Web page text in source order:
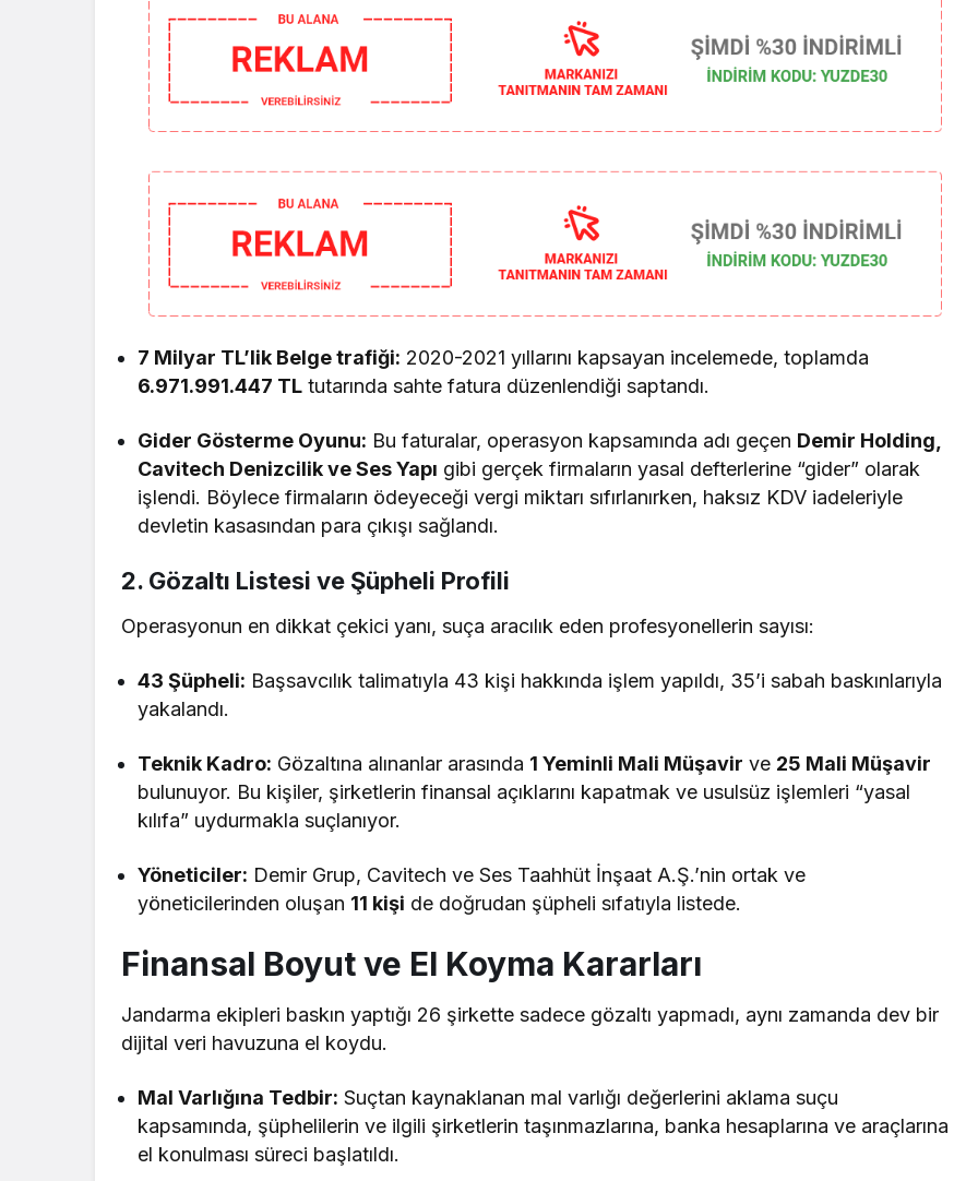
7 Milyar TL’lik Belge trafiği: 2020-2021 yıllarını kapsayan incelemede, toplamda
6.971.991.447 TL tutarında sahte fatura düzenlendiği saptandı.
Gider Gösterme Oyunu: Bu faturalar, operasyon kapsamında adı geçen Demir Holding,
Cavitech Denizcilik ve Ses Yapı gibi gerçek firmaların yasal defterlerine “gider” olarak
işlendi. Böylece firmaların ödeyeceği vergi miktarı sıfırlanırken, haksız KDV iadeleriyle
devletin kasasından para çıkışı sağlandı.
2. Gözaltı Listesi ve Şüpheli Profili
Operasyonun en dikkat çekici yanı, suça aracılık eden profesyonellerin sayısı:
43 Şüpheli: Başsavcılık talimatıyla 43 kişi hakkında işlem yapıldı, 35’i sabah baskınlarıyla
yakalandı.
Teknik Kadro: Gözaltına alınanlar arasında 1 Yeminli Mali Müşavir ve 25 Mali Müşavir
bulunuyor. Bu kişiler, şirketlerin finansal açıklarını kapatmak ve usulsüz işlemleri “yasal
kılıfa” uydurmakla suçlanıyor.
Yöneticiler: Demir Grup, Cavitech ve Ses Taahhüt İnşaat A.Ş.’nin ortak ve
yöneticilerinden oluşan 11 kişi de doğrudan şüpheli sıfatıyla listede.
Finansal Boyut ve El Koyma Kararları
Jandarma ekipleri baskın yaptığı 26 şirkette sadece gözaltı yapmadı, aynı zamanda dev bir
dijital veri havuzuna el koydu.
Mal Varlığına Tedbir: Suçtan kaynaklanan mal varlığı değerlerini aklama suçu
kapsamında, şüphelilerin ve ilgili şirketlerin taşınmazlarına, banka hesaplarına ve araçlarına
el konulması süreci başlatıldı.